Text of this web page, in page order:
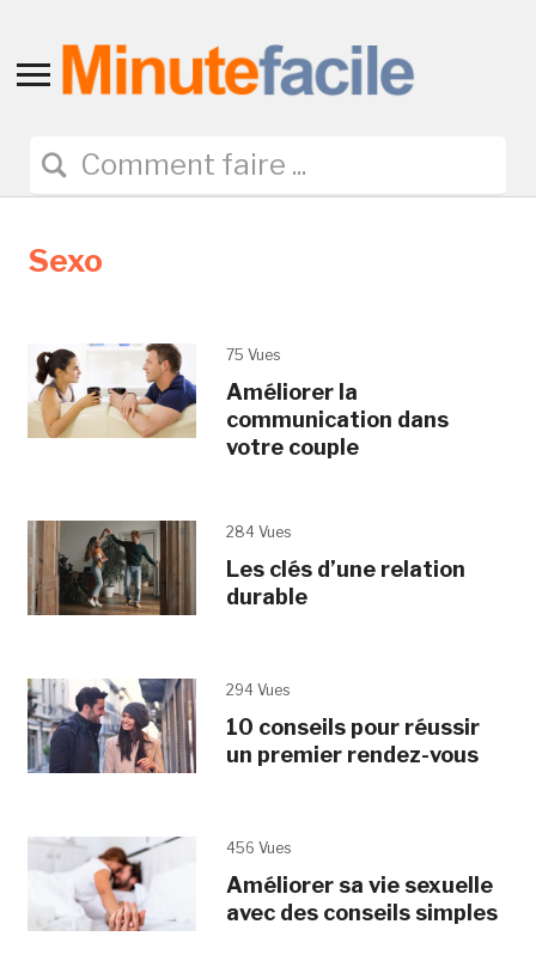
Toggle
navigation
Sexo
75 Vues
Améliorer la
communication dans
votre couple
284 Vues
Les clés d’une relation
durable
294 Vues
10 conseils pour réussir
un premier rendez-vous
456 Vues
Améliorer sa vie sexuelle
avec des conseils simples